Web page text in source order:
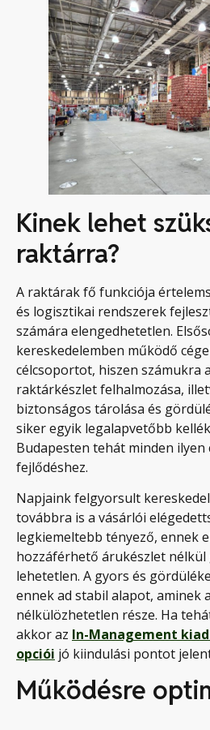
Kinek lehet
raktárra?
A raktárak fő funkciója
és logisztikai rendszerek
számára elengedhetetlen.
kereskedelemben működő
célcsoportot, hiszen számukra
raktárkészlet felhalmozása,
biztonságos tárolása és
siker egyik legalapvetőbb
Budapesten tehát minden ilyen
fejlődéshez.
Napjaink felgyorsult
továbbra is a vásárlói
legkiemeltebb tényező, ennek
hozzáférhető árukészlet
lehetetlen. A gyors és
ennek ad stabil alapot, aminek
nélkülözhetetlen része. Ha
akkor az In-Management
opciói jó kiindulási pontot
Működésre